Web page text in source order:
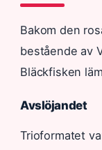
Bakom den
bestående av
Bläckfisken
Avslöjandet
Trioformatet